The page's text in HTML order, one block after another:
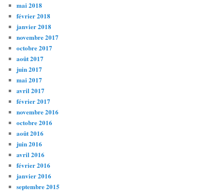
mai 2018
février 2018
janvier 2018
novembre 2017
octobre 2017
août 2017
juin 2017
mai 2017
avril 2017
février 2017
novembre 2016
octobre 2016
août 2016
juin 2016
avril 2016
février 2016
janvier 2016
septembre 2015